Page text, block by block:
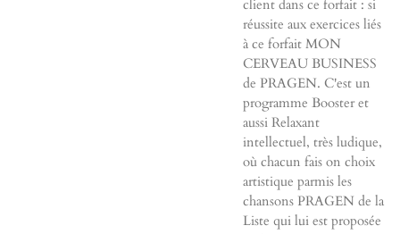
client dans ce forfait : si
réussite aux exercices liés
à ce forfait MON
CERVEAU BUSINESS
de PRAGEN. C'est un
programme Booster et
aussi Relaxant
intellectuel, très ludique,
où chacun fais on choix
artistique parmis les
chansons PRAGEN de la
Liste qui lui est proposée